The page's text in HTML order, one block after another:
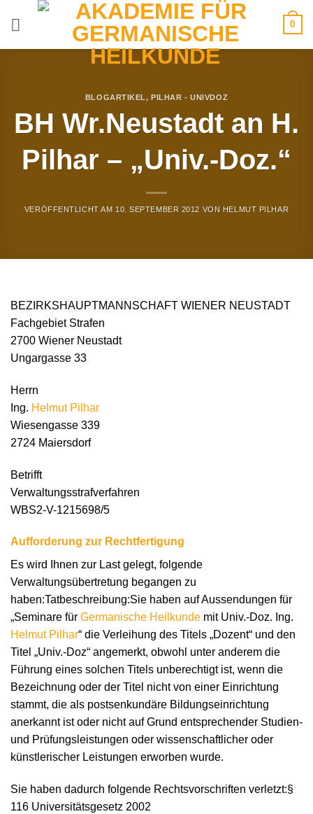
0
BLOGARTIKEL,PILHAR - UNIVDOZ
BH Wr.Neustadt an H.
Pilhar – „Univ.-Doz.“
VERÖFFENTLICHT AM 10. SEPTEMBER 2012 VON HELMUT PILHAR
BEZIRKSHAUPTMANNSCHAFT WIENER NEUSTADT
Fachgebiet Strafen
2700 Wiener Neustadt
Ungargasse 33
Herrn
Ing. Helmut Pilhar
Wiesengasse 339
2724 Maiersdorf
Betrifft
Verwaltungsstrafverfahren
WBS2-V-1215698/5
Aufforderung zur Rechtfertigung
Es wird Ihnen zur Last gelegt, folgende
Verwaltungsübertretung begangen zu
haben:Tatbeschreibung:Sie haben auf Aussendungen für
„Seminare für Germanische Heilkunde mit Univ.-Doz. Ing.
Helmut Pilhar“ die Verleihung des Titels „Dozent“ und den
Titel „Univ.-Doz“ angemerkt, obwohl unter anderem die
Führung eines solchen Titels unberechtigt ist, wenn die
Bezeichnung oder der Titel nicht von einer Einrichtung
stammt, die als postsenkundäre Bildungseinrichtung
anerkannt ist oder nicht auf Grund entsprechender Studien-
und Prüfungsleistungen oder wissenschaftlicher oder
künstlerischer Leistungen erworben wurde.
Sie haben dadurch folgende Rechtsvorschriften verletzt:§
116 Universitätsgesetz 2002